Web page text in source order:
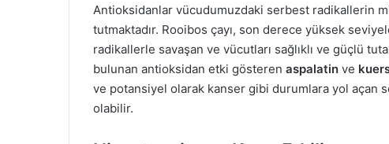
Antioksidanlar vücudumuzdaki serbest radikallerin
tutmaktadır. Rooibos çayı, son derece yüksek
radikallerle savaşan ve vücutları sağlıklı ve güçlü
bulunan antioksidan etki gösteren aspalatin ve
ve potansiyel olarak kanser gibi durumlara yol açan
olabilir.